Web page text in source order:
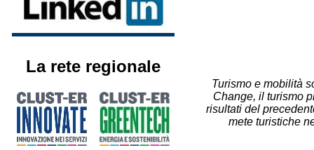
La rete regionale
Turismo e mobilità
Change, il turismo
risultati del
mete turistiche